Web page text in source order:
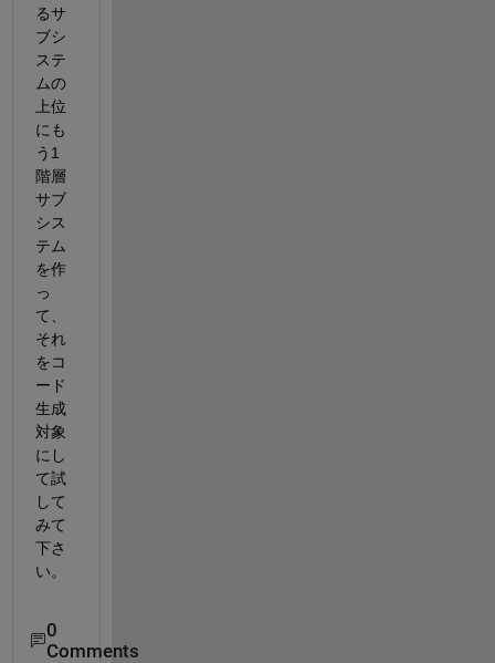
るサ
ブシ
ステ
ムの
上位
にも
う1
階層
サブ
シス
テム
を作
っ
て、
それ
をコ
ード
生成
対象
にし
て試
して
みて
下さ
い。
0
Comments